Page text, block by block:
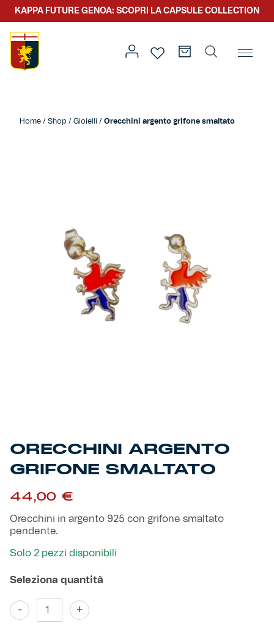
Prima squadra
Kombat XXV
Genoa x Rolling Stone
Urban Collection
Throwback Duemila
Sebago x Genoa
Robe di Kappa x Genoa
Red&Blue Voices
KAPPA FUTURE GENOA: SCOPRI LA CAPSULE COLLECTION
grifone smaltato
Home / Shop / Gioielli / Orecchini argento grifone smaltato
ORECCHINI ARGENTO
GRIFONE SMALTATO
44,00 €
Orecchini in argento 925 con grifone smaltato
pendente.
Solo 2 pezzi disponibili
-
Orecchini
argento
+